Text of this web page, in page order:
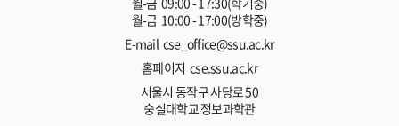
월-금 10:00 - 17:00(방학중)
E-mail cse_office@ssu.ac.kr
홈페이지 cse.ssu.ac.kr
서울시 동작구 사당로 50
숭실대학교 정보과학관